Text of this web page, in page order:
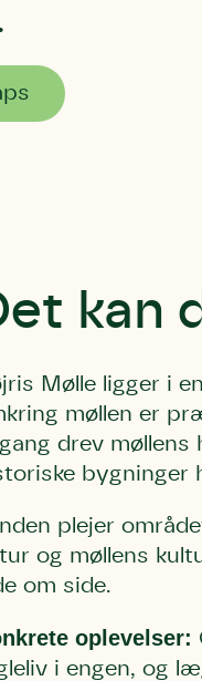
kan
Mølle ligger i
møllen er
drev
bygninger
plejer
og møllens
om side.
oplevelser:
i engen, og